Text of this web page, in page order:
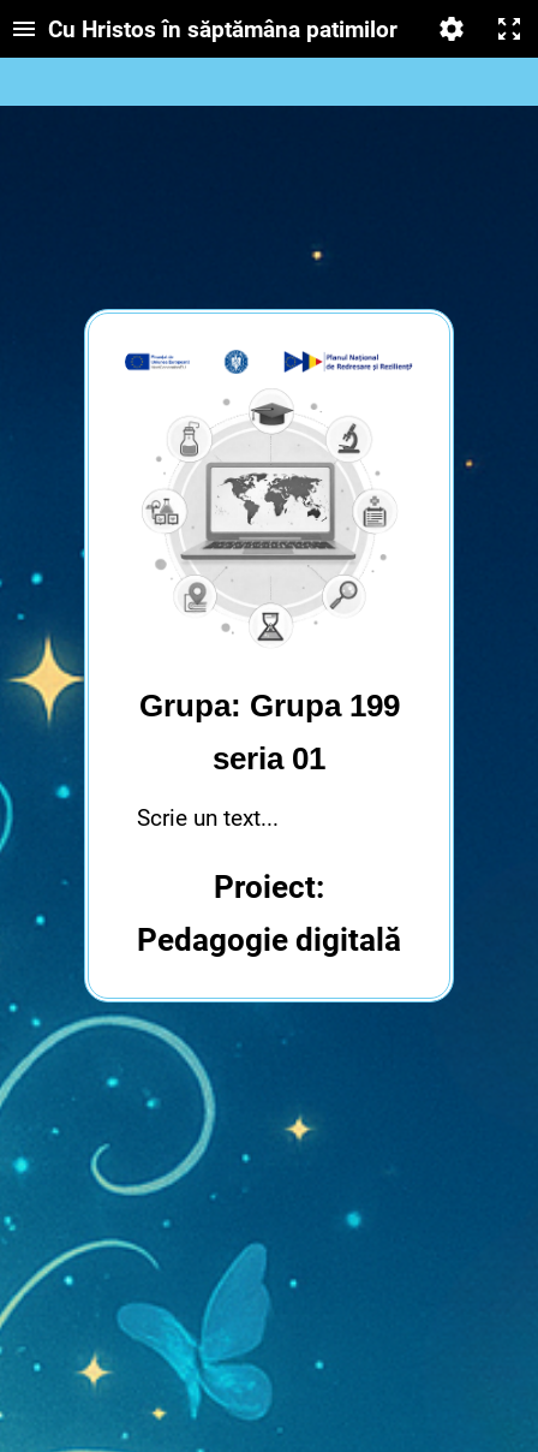
Cu Hristos în săptămâna patimilor
Grupa: Grupa 199
seria 01
Scrie un text...
Proiect:
Pedagogie digitală